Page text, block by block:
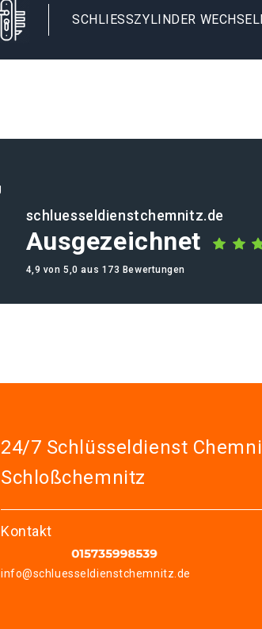
SCHLIESSZYLINDER
schluesseldienstchemnitz.de
Ausgezeichnet
4,9 von 5,0 aus 173 Bewertungen
24/7 Schlüsseldienst
Schloßchemnitz
Kontakt
info@schluesseldienstchemnitz.de